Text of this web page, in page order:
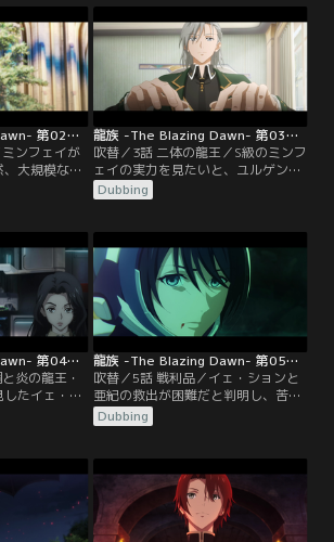
少女・ウェン
切れず決心が
そこへ入学の
ノノがある提
は龍と戦ってきた長い歴史があっ
た。そして、学院に集められた学生
は今もまだ生き残っている龍を滅ぼ
すことを宿命づけられた「龍殺しの
使命」を背負っているのだという。
龍族 -The Blazing Dawn- 第02話／吹替
ンフェイが
大規模な戦
ていたミン
が撃たれた
学院の二大勢
自治会のリ
ンとシーザ
った。
龍族 -The Blazing Dawn- 第03話／吹替
吹替／3話 二体の龍王／S級のミンフ
ェイの実力を見たいと、ユルゲン教
授は最高位の龍文＜皇帝＞を聞かせ
るがミンフェイは反応を示さない。
子孫は滅んだと言われていた。教授
たちはミンフェイが白龍王の末裔で
はないかと仮説を立てる。
Dubbing
龍族 -The Blazing Dawn- 第04話／吹替
炎の龍王・
たイェ・シ
ち出そうと
られてしま
集め、脱出
かりになる
みる。
龍族 -The Blazing Dawn- 第05話／吹替
吹替／5話 戦利品／イェ・ションと
亜紀の救出が困難だと判明し、苦渋
の選択を迫られるラース教授。やむ
なく撤退しようとした時、亜紀が真
亜紀を助けようとするも、彼女は龍
に襲われそのまま水中へと引きずり
込まれてしまい…。復讐を誓うラー
ス教授は命を賭した戦いを挑む。
Dubbing